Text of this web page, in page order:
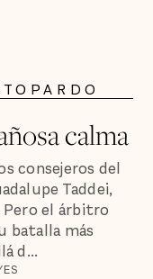
calma
consejeros del
Taddei,
el árbitro
batalla más
d...